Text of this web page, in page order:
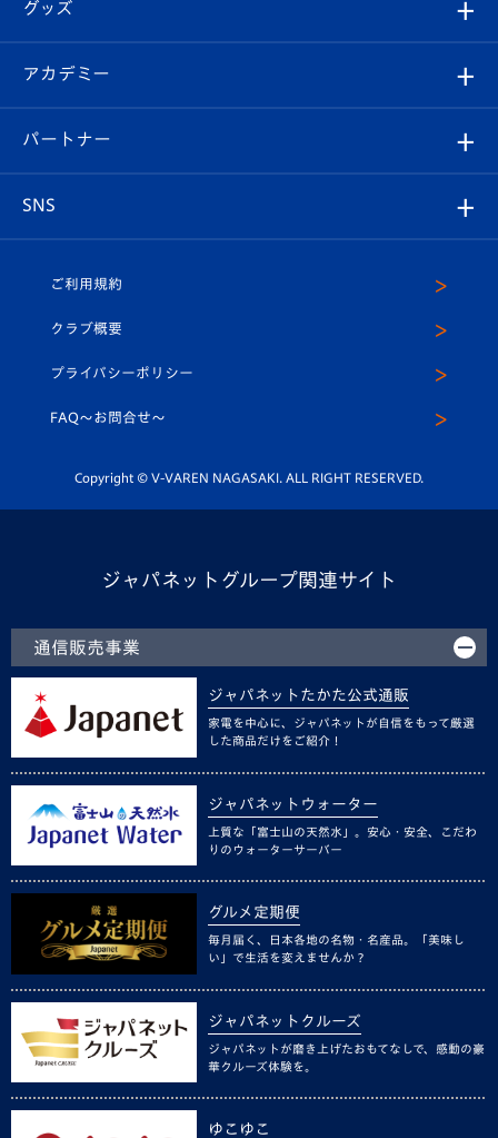
チケット
イベント
メディア
ホームタウン
スタッフプロフィール
マスコット紹介
平和祈念活動
ホームタウン活動
Revive Team
ヴィヴィくんの長崎おもてなしガイド
フォトギャラリー
スタジアムグルメ
V-LOVERS（ファンクラブ）
プレイヤーズスイート
グッズ
オンラインショップ
店舗情報
アカデミー
育成からのお知らせ
U-18
スクール
パートナー
SNS
ヴィヴィくんインスタグラム
公式LINE＠
ご利用規約
クラブ概要
プライバシーポリシー
FAQ〜お問合せ〜
Copyright © V-VAREN NAGASAKI. ALL RIGHT RESERVED.
ジャパネットグループ関連サイト
通信販売事業
ジャパネットたかた公式通販
家電を中心に、ジャパネットが自信をもって厳選
した商品だけをご紹介！
ジャパネットウォーター
上質な「富士山の天然水」。安心・安全、こだわ
りのウォーターサーバー
グルメ定期便
毎月届く、日本各地の名物・名産品。「美味し
い」で生活を変えませんか？
ジャパネットクルーズ
ジャパネットが磨き上げたおもてなしで、感動の豪
華クルーズ体験を。
ゆこゆこ